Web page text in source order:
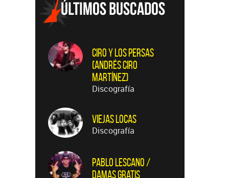
Ciro y Los Persas
(Andrés Ciro
Martínez)
Discografía
Viejas Locas
Discografía
Pablo Lescano /
Damas Gratis